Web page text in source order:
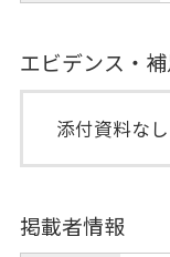
エビデンス・
添付資料なし
掲載者情報